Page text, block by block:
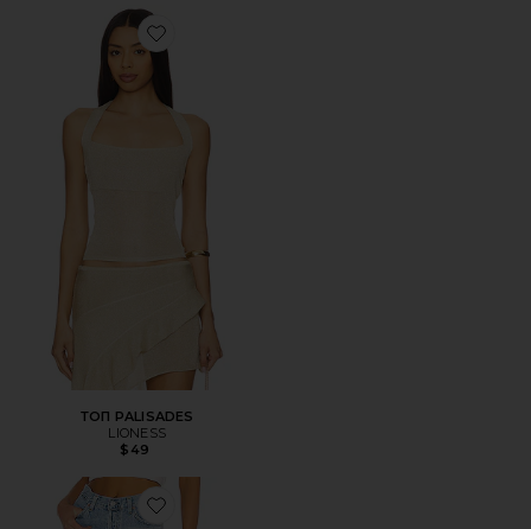
Favorite ТОП PALISADES
ТОП PALISADES
LIONESS
$49
Favorite ШИРОКИЕ БРЮКИ ANNINA